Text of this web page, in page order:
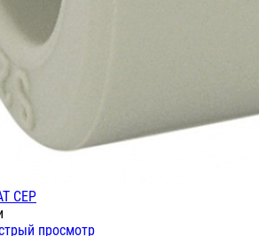
СЕР
просмотр